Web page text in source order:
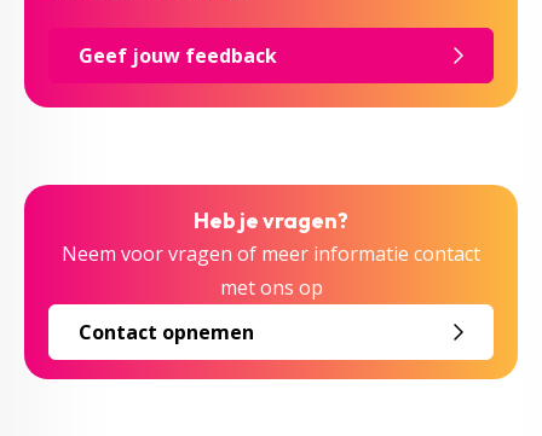
Geef jouw feedback
Heb je vragen?
Neem voor vragen of meer informatie contact
met ons op
Contact opnemen